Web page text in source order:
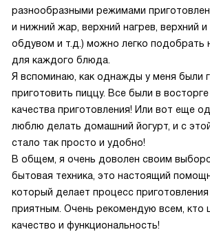
разнообразными режимами
и нижний жар, верхний нагрев, верхний
обдувом и т.д.) можно легко подобрать
для каждого блюда.
Я вспоминаю, как однажды у меня были
приготовить пиццу. Все были в восторге
качества приготовления! Или вот еще
люблю делать домашний йогурт, и с
стало так просто и удобно!
В общем, я очень доволен своим
бытовая техника, это настоящий
который делает процесс
приятным. Очень рекомендую всем, кто
качество и функциональность!